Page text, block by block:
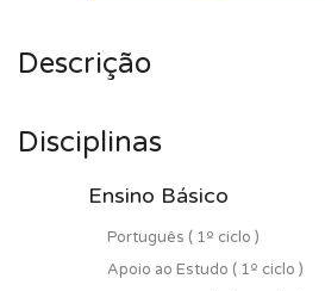
Descrição
Disciplinas
Ensino Básico
Português ( 1º ciclo )
Apoio ao Estudo ( 1º ciclo )